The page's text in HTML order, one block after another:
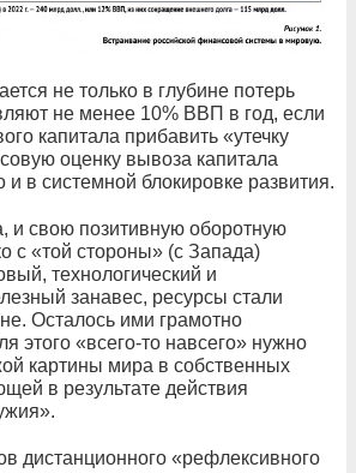
не только в глубине потерь
не менее 10% ВВП в год, если
капитала прибавить «утечку
оценку вывоза капитала
и в системной блокировке развития.
и свою позитивную оборотную
с «той стороны» (с Запада)
технологический и
занавес, ресурсы стали
Осталось ими грамотно
этого «всего‑то навсего» нужно
картины мира в собственных
в результате действия
дистанционного «рефлексивного